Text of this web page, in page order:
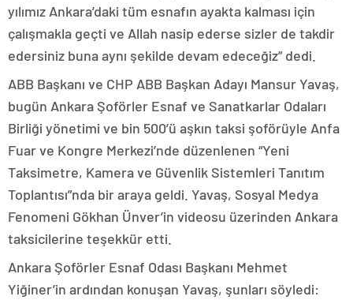
yılımız Ankara’daki tüm esnafın ayakta kalması için
çalışmakla geçti ve Allah nasip ederse sizler de takdir
edersiniz buna aynı şekilde devam edeceğiz” dedi.
ABB Başkanı ve CHP ABB Başkan Adayı Mansur Yavaş,
bugün Ankara Şoförler Esnaf ve Sanatkarlar Odaları
Birliği yönetimi ve bin 500’ü aşkın taksi şoförüyle Anfa
Fuar ve Kongre Merkezi’nde düzenlenen “Yeni
Taksimetre, Kamera ve Güvenlik Sistemleri Tanıtım
Toplantısı”nda bir araya geldi. Yavaş, Sosyal Medya
Fenomeni Gökhan Ünver’in videosu üzerinden Ankara
taksicilerine teşekkür etti.
Ankara Şoförler Esnaf Odası Başkanı Mehmet
Yiğiner’in ardından konuşan Yavaş, şunları söyledi: